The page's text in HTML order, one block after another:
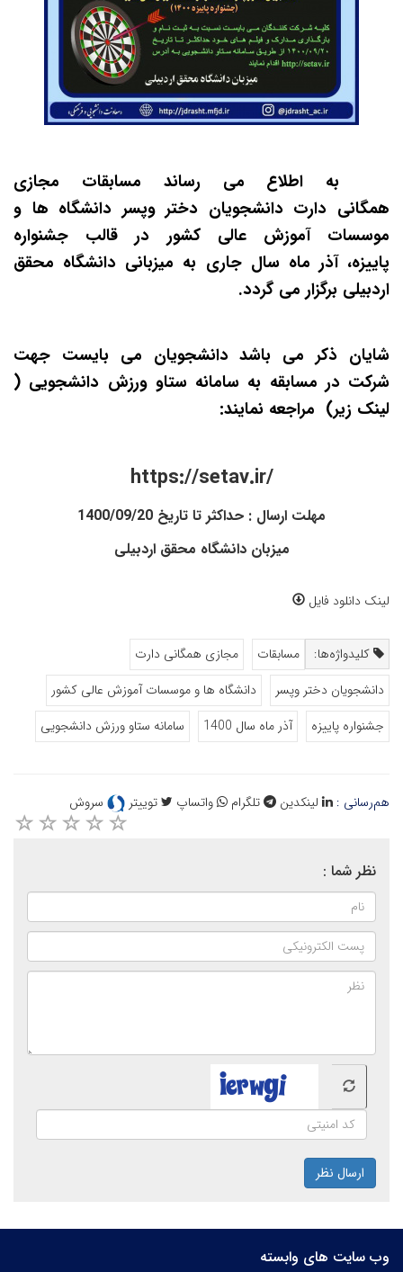
به اطلاع می رساند مسابقات مجازی
همگانی دارت دانشجویان دختر وپسر دانشگاه ها و
موسسات آموزش عالی کشور در قالب جشنواره
پاییزه، آذر ماه سال جاری به میزبانی دانشگاه محقق
اردبیلی برگزار می گردد.
شایان ذکر می باشد دانشجویان می بایست جهت
شرکت در مسابقه به سامانه ستاو ورزش دانشجویی (
لینک زیر) مراجعه نمایند:
https://setav.ir/
مهلت ارسال : حداکثر تا تاریخ 1400/09/20
میزبان دانشگاه محقق اردبیلی
لینک دانلود فایل
کلیدواژه‌ها: مسابقات
مجازی همگانی دارت
دانشجویان دختر وپسر
دانشگاه ها و موسسات آموزش عالی کشور
جشنواره پاییزه
آذر ماه سال 1400 سامانه ستاو ورزش دانشجویی
هم‌رسانی : لینکدین تلگرام واتساپ توییتر سروش
نظر شما :
ارسال نظر
وب سایت های وابسته